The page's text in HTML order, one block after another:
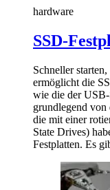
hardware
SSD-
Schneller
ermöglicht die
wie die der USB-
grundlegend von
die mit einer
State Drives)
Festplatten. Es